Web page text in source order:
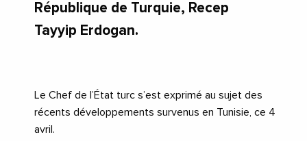
République de Turquie, Recep
Tayyip Erdogan.
Le Chef de l’État turc s’est exprimé au sujet des
récents développements survenus en Tunisie, ce 4
avril.